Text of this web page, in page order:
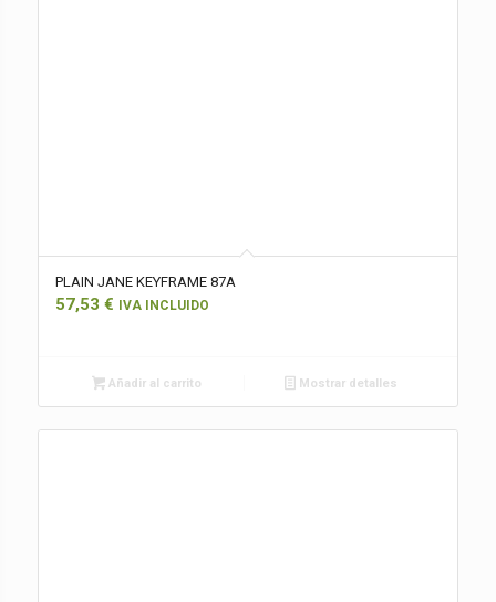
PLAIN JANE KEYFRAME 87A
57,53 € IVA INCLUIDO
Añadir al carrito Mostrar detalles